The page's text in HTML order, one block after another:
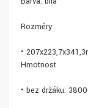
Rozměry
•
Hmotnost
• bez držáku: